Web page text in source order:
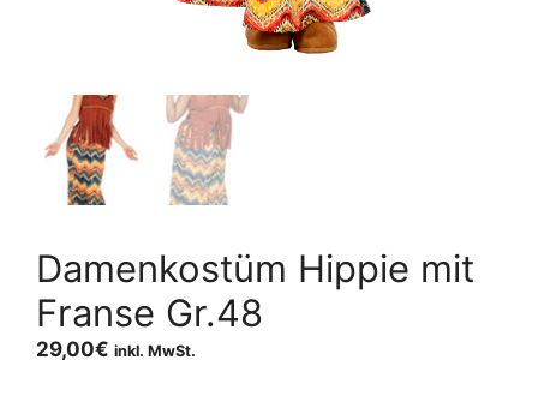
Damenkostüm Hippie mit
Franse Gr.48
29,00€ inkl. MwSt.